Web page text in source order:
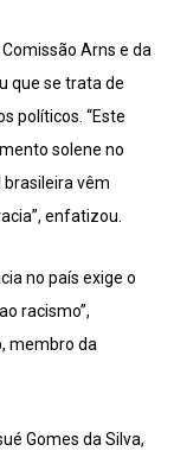
Arns e da
que se trata de
políticos. “Este
solene no
brasileira vêm
enfatizou.
no país exige o
racismo”,
membro da
Gomes da Silva,